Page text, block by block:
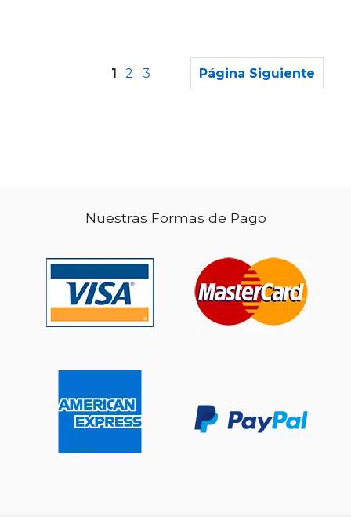
50%
dcto. $ 27.58
50%
dcto.
1 2 3 Página Siguiente
Nuestras Formas de Pago